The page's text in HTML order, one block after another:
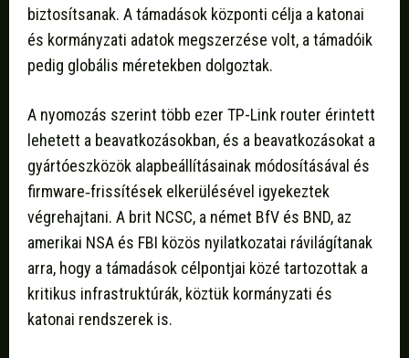
biztosítsanak. A támadások központi célja a katonai
és kormányzati adatok megszerzése volt, a támadóik
pedig globális méretekben dolgoztak.
A nyomozás szerint több ezer TP-Link router érintett
lehetett a beavatkozásokban, és a beavatkozásokat a
gyártóeszközök alapbeállításainak módosításával és
firmware‑frissítések elkerülésével igyekeztek
végrehajtani. A brit NCSC, a német BfV és BND, az
amerikai NSA és FBI közös nyilatkozatai rávilágítanak
arra, hogy a támadások célpontjai közé tartozottak a
kritikus infrastruktúrák, köztük kormányzati és
katonai rendszerek is.